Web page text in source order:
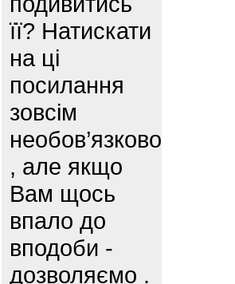
її? Натискати
на ці
посилання
зовсім
необов’язково
, але якщо
Вам щось
впало до
вподоби -
дозволяємо .